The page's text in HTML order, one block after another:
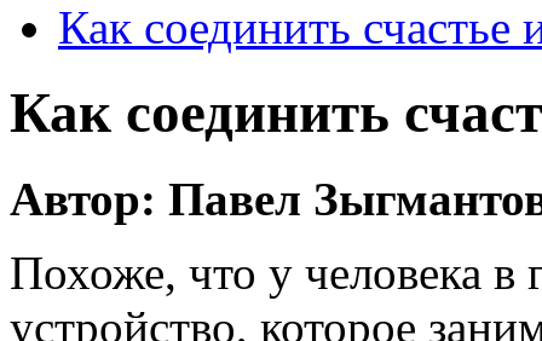
Как соединить счастье
Как соединить
Автор: Павел
Похоже, что у человека в
устройство, которое